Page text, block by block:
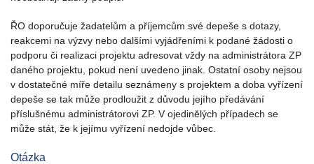
ŘO doporučuje žadatelům a příjemcům své depeše s dotazy,
reakcemi na výzvy nebo dalšími vyjádřeními k podané žádosti o
podporu či realizaci projektu adresovat vždy na administrátora ZP
daného projektu, pokud není uvedeno jinak. Ostatní osoby nejsou
v dostatečné míře detailu seznámeny s projektem a doba vyřízení
depeše se tak může prodloužit z důvodu jejího předávání
příslušnému administrátorovi ZP. V ojedinělých případech se
může stát, že k jejímu vyřízení nedojde vůbec.
Otázka